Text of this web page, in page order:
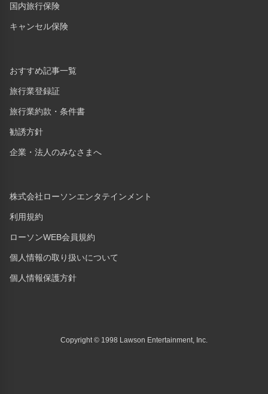
国内旅行保険
キャンセル保険
おすすめ記事一覧
旅行業登録証
旅行業約款・条件書
勧誘方針
企業・法人のみなさまへ
株式会社ローソンエンタテインメント
利用規約
ローソンWEB会員規約
個人情報の取り扱いについて
個人情報保護方針
Copyright © 1998 Lawson Entertainment, Inc.